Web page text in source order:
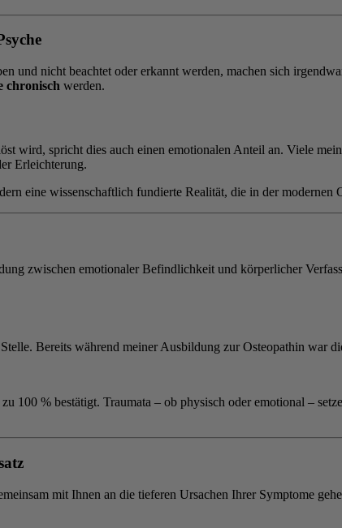
und nicht beachtet oder erkannt werden, machen sich
chronisch werden.
wird, spricht dies auch einen emotionalen Anteil an. Viele
Erleichterung.
eine wissenschaftlich fundierte Realität, die in der modernen
zwischen emotionaler Befindlichkeit und körperlicher
Bereits während meiner Ausbildung zur Osteopathin war
100 % bestätigt. Traumata – ob physisch oder emotional –
mit Ihnen an die tieferen Ursachen Ihrer Symptome